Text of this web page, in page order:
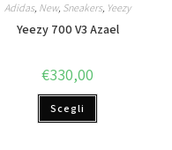
Adidas, New, Sneakers, Yeezy
Yeezy 700 V3 Azael
€330,00
Scegli